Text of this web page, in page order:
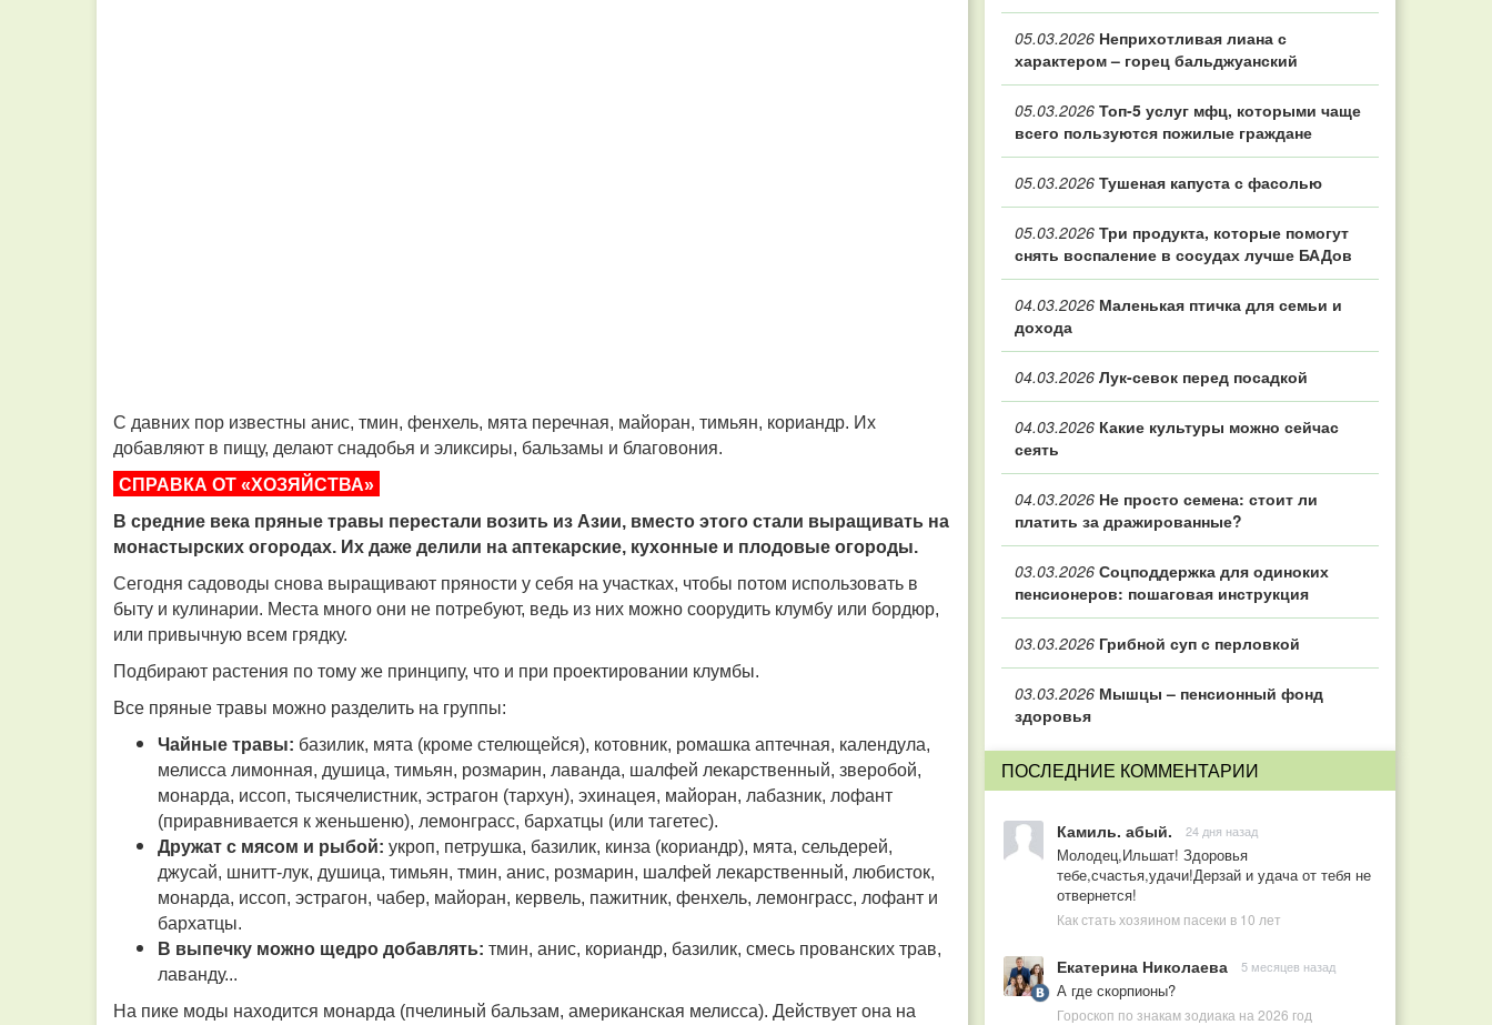
С давних пор известны анис, тмин, фенхель, мята перечная, майоран, тимьян, кориандр. Их
добавляют в пищу, делают снадобья и эликсиры, бальзамы и благовония.
СПРАВКА ОТ «ХОЗЯЙСТВА»
В средние века пряные травы перестали возить из Азии, вместо этого стали выращивать на
монастырских огородах. Их даже делили на аптекарские, кухонные и плодовые огороды.
Сегодня садоводы снова выращивают пряности у себя на участках, чтобы потом использовать в
быту и кулинарии. Места много они не потребуют, ведь из них можно соорудить клумбу или бордюр,
или привычную всем грядку.
Подбирают растения по тому же принципу, что и при проектировании клумбы.
Все пряные травы можно разделить на группы:
Чайные травы: базилик, мята (кроме стелющейся), котовник, ромашка аптечная, календула,
мелисса лимонная, душица, тимьян, розмарин, лаванда, шалфей лекарственный, зверобой,
монарда, иссоп, тысячелистник, эстрагон (тархун), эхинацея, майоран, лабазник, лофант
(приравнивается к женьшеню), лемонграсс, бархатцы (или тагетес).
Дружат с мясом и рыбой: укроп, петрушка, базилик, кинза (кориандр), мята, сельдерей,
джусай, шнитт-лук, душица, тимьян, тмин, анис, розмарин, шалфей лекарственный, любисток,
монарда, иссоп, эстрагон, чабер, майоран, кервель, пажитник, фенхель, лемонграсс, лофант и
бархатцы.
В выпечку можно щедро добавлять: тмин, анис, кориандр, базилик, смесь прованских трав,
лаванду...
На пике моды находится монарда (пчелиный бальзам, американская мелисса). Действует она на
05.03.2026 Неприхотливая лиана с
характером – горец бальджуанский
05.03.2026 Топ‑5 услуг мфц, которыми чаще
всего пользуются пожилые граждане
05.03.2026 Тушеная капуста с фасолью
05.03.2026 Три продукта, которые помогут
снять воспаление в сосудах лучше БАДов
04.03.2026 Маленькая птичка для семьи и
дохода
04.03.2026 Лук-севок перед посадкой
04.03.2026 Какие культуры можно сейчас
сеять
04.03.2026 Не просто семена: стоит ли
платить за дражированные?
03.03.2026 Соцподдержка для одиноких
пенсионеров: пошаговая инструкция
03.03.2026 Грибной суп с перловкой
03.03.2026 Мышцы – пенсионный фонд
здоровья
ПОСЛЕДНИЕ КОММЕНТАРИИ
Камиль. абый. 24 дня назад
Молодец,Ильшат! Здоровья
тебе,счастья,удачи!Дерзай и удача от тебя не
отвернется!
Как стать хозяином пасеки в 10 лет
Екатерина Николаева 5 месяцев назад
А где скорпионы?
Гороскоп по знакам зодиака на 2026 год